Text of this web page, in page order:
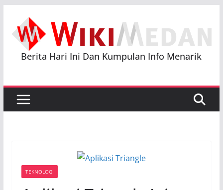
content
Berita Hari Ini Dan Kumpulan Info Menarik
TEKNOLOGI